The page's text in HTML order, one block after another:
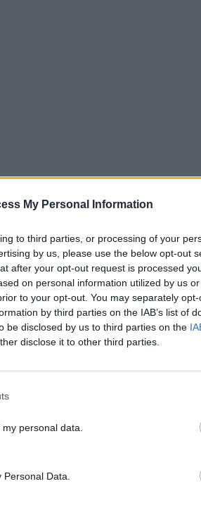
My Personal Information
to third parties, or processing of your
by us, please use the below opt-out
after your opt-out request is processed
on personal information utilized by us
to your opt-out. You may separately
by third parties on the IAB’s list of
be disclosed by us to third parties on the
disclose it to other third parties.
personal data.
Data.
Ξάνθης και δύο